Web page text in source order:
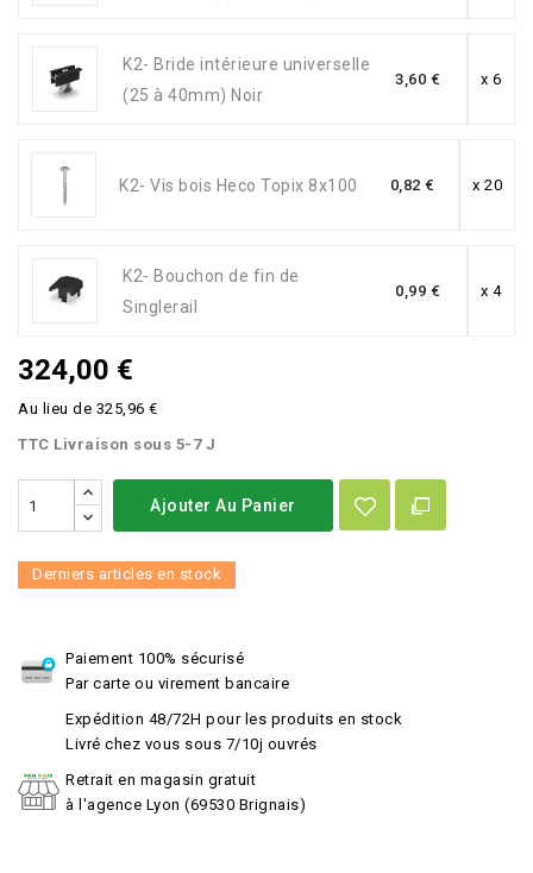
K2- Bride intérieure universelle
(25 à 40mm) Noir
3,60 € x 6
K2- Vis bois Heco Topix 8x100 0,82 € x 20
K2- Bouchon de fin de
Singlerail
0,99 € x 4
324,00 €
Au lieu de 325,96 €
TTC Livraison sous 5-7 J
Ajouter Au Panier
Derniers articles en stock
Paiement 100% sécurisé
Par carte ou virement bancaire
Expédition 48/72H pour les produits en stock
Livré chez vous sous 7/10j ouvrés
Retrait en magasin gratuit
à l'agence Lyon (69530 Brignais)